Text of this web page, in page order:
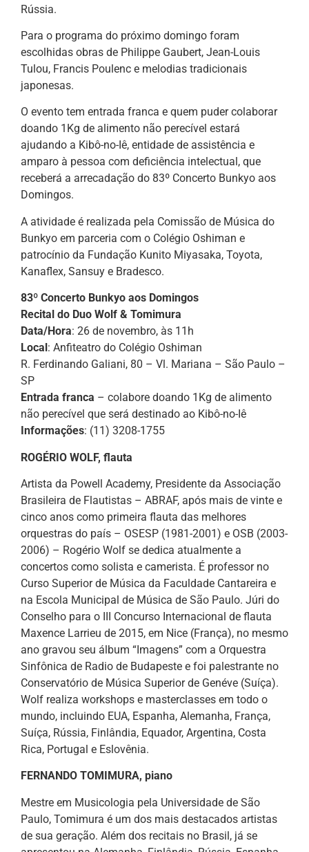
Rússia.
Para o programa do próximo domingo foram
escolhidas obras de Philippe Gaubert, Jean-Louis
Tulou, Francis Poulenc e melodias tradicionais
japonesas.
O evento tem entrada franca e quem puder colaborar
doando 1Kg de alimento não perecível estará
ajudando a Kibô-no-Iê, entidade de assistência e
amparo à pessoa com deficiência intelectual, que
receberá a arrecadação do 83º Concerto Bunkyo aos
Domingos.
A atividade é realizada pela Comissão de Música do
Bunkyo em parceria com o Colégio Oshiman e
patrocínio da Fundação Kunito Miyasaka, Toyota,
Kanaflex, Sansuy e Bradesco.
83º Concerto Bunkyo aos Domingos
Recital do Duo Wolf & Tomimura
Data/Hora: 26 de novembro, às 11h
Local : Anfiteatro do Colégio Oshiman
R. Ferdinando Galiani, 80 – Vl. Mariana – São Paulo –
SP
Entrada franca – colabore doando 1Kg de alimento
não perecível que será destinado ao Kibô-no-Iê
Informações: (11) 3208-1755
ROGÉRIO WOLF, flauta
Artista da Powell Academy, Presidente da Associação
Brasileira de Flautistas – ABRAF, após mais de vinte e
cinco anos como primeira flauta das melhores
orquestras do país – OSESP (1981-2001) e OSB (2003-
2006) – Rogério Wolf se dedica atualmente a
concertos como solista e camerista. É professor no
Curso Superior de Música da Faculdade Cantareira e
na Escola Municipal de Música de São Paulo. Júri do
Conselho para o III Concurso Internacional de flauta
Maxence Larrieu de 2015, em Nice (França), no mesmo
ano gravou seu álbum “Imagens” com a Orquestra
Sinfônica de Radio de Budapeste e foi palestrante no
Conservatório de Música Superior de Genéve (Suíça).
Wolf realiza workshops e masterclasses em todo o
mundo, incluindo EUA, Espanha, Alemanha, França,
Suíça, Rússia, Finlândia, Equador, Argentina, Costa
Rica, Portugal e Eslovênia.
FERNANDO TOMIMURA, piano
Mestre em Musicologia pela Universidade de São
Paulo, Tomimura é um dos mais destacados artistas
de sua geração. Além dos recitais no Brasil, já se